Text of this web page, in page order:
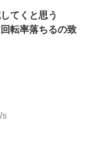
てくと思う
転率落ちるの致